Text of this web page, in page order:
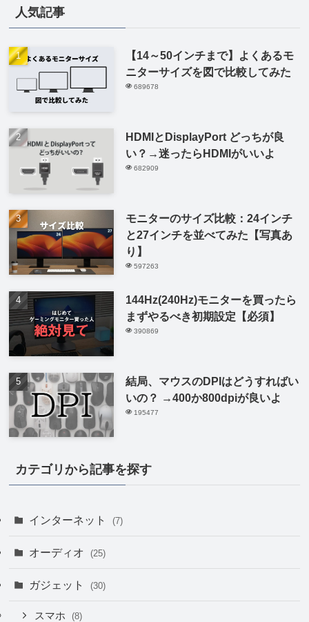
人気記事
【14～50インチまで】よくあるモ
ニターサイズを図で比較してみた
689678
HDMIとDisplayPort どっちが良
い？→迷ったらHDMIがいいよ
682909
モニターのサイズ比較：24インチ
と27インチを並べてみた【写真あ
り】
597263
144Hz(240Hz)モニターを買ったら
まずやるべき初期設定【必須】
390869
結局、マウスのDPIはどうすればい
いの？ →400か800dpiが良いよ
195477
カテゴリから記事を探す
インターネット (7)
オーディオ (25)
ガジェット (30)
スマホ (8)